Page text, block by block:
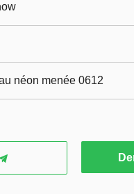
néon menée 0612